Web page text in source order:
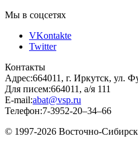
Мы в соцсетях
VKontakte
Twitter
Контакты
Адрес:664011, г. Иркутск, ул.
Для писем:664011, а/я 111
E-mail:abat@vsp.ru
Телефон:7-3952-20–34–66
© 1997-2026 Восточно-